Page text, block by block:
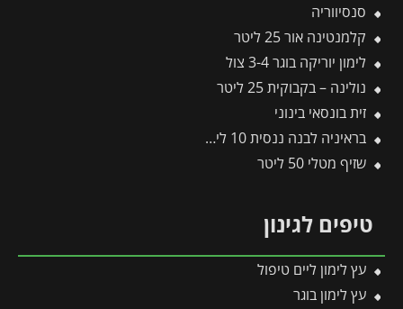
סנסיווריה
קלמנטינה אור 25 ליטר
לימון יוריקה בוגר 3-4 צול
נולינה – בקבוקית 25 ליטר
זית בונסאי בינוני
בראיניה לבנה ננסית 10 ליטר
שזיף מטלי 50 ליטר
טיפים לגינון
עץ לימון ליים טיפול
עץ לימון בוגר